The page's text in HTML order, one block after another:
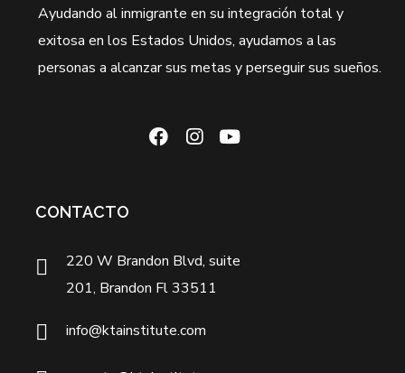
Ayudando al inmigrante en su integración total y
exitosa en los Estados Unidos, ayudamos a las
personas a alcanzar sus metas y perseguir sus sueños.
CONTACTO
220 W Brandon Blvd, suite
201, Brandon Fl 33511
info@ktainstitute.com